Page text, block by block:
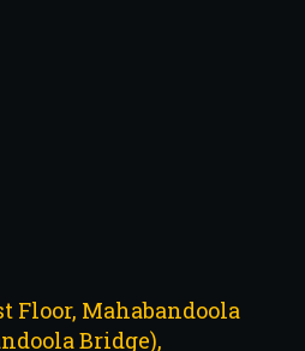
Floor, Mahabandoola
Bridge),